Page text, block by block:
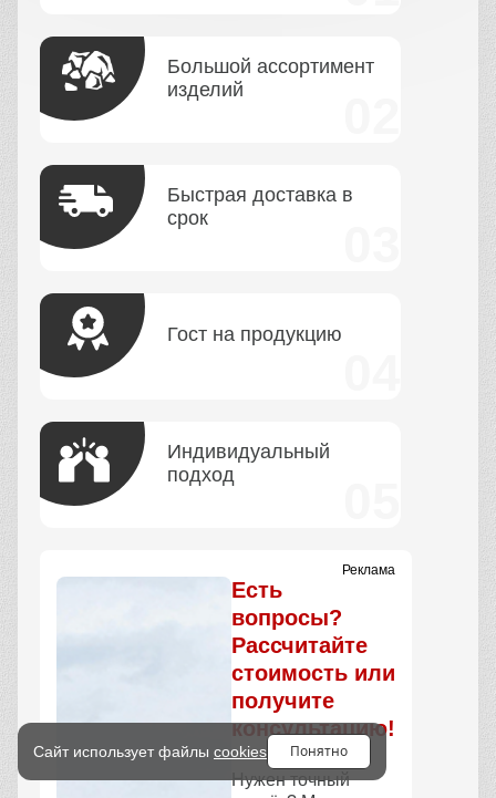
Большой ассортимент
изделий
Быстрая доставка в
срок
Гост на продукцию
Индивидуальный
подход
Реклама
Есть
вопросы?
Рассчитайте
стоимость или
получите
консультацию!
Нужен точный
Сайт использует файлы cookies Понятно